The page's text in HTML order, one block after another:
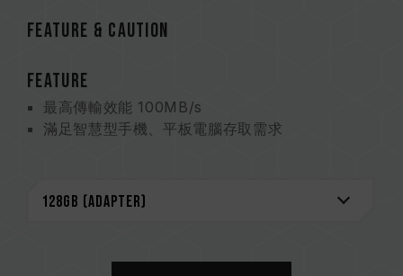
FEATURE & CAUTION
FEATURE
最高傳輸效能 100MB/s
滿足智慧型手機、平板電腦存取需求